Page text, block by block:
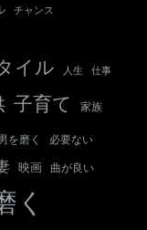
チャンス
イル 人生 仕事
子育て 家族
を磨く 必要ない
映画 曲が良い
く